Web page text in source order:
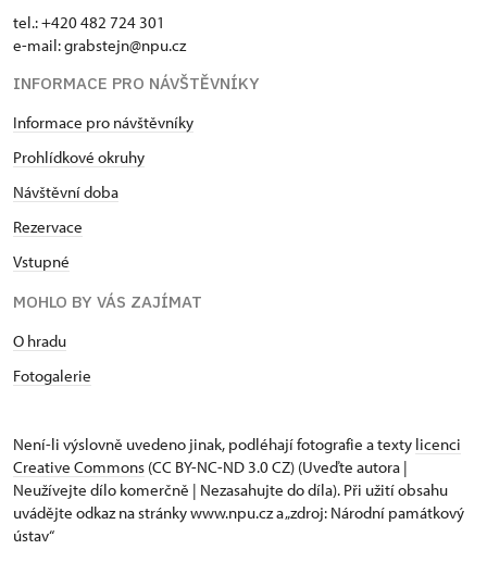
tel.: +420 482 724 301
e-mail: grabstejn@npu.cz
INFORMACE PRO NÁVŠTĚVNÍKY
Informace pro návštěvníky
Prohlídkové okruhy
Návštěvní doba
Rezervace
Vstupné
MOHLO BY VÁS ZAJÍMAT
O hradu
Fotogalerie
Není-li výslovně uvedeno jinak, podléhají fotografie a texty licenci
Creative Commons (CC BY-NC-ND 3.0 CZ) (Uveďte autora |
Neužívejte dílo komerčně | Nezasahujte do díla). Při užití obsahu
uvádějte odkaz na stránky www.npu.cz a „zdroj: Národní památkový
ústav“